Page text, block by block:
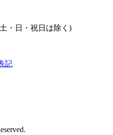
・日・祝日は除く)
記